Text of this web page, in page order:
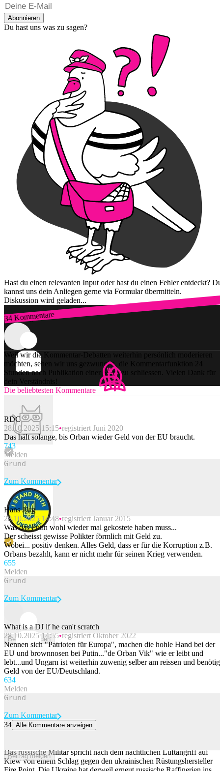
Abonnieren
Du hast uns was zu sagen?
Hast du einen relevanten Input oder hast du einen Fehler entdeckt?
kannst uns dein Anliegen gerne via Formular übermitteln.
Diskussion wird geladen...
34 Kommentare
Zum Login
Weil wir die Kommentar-Debatten weiterhin persönlich moderieren
möchten, sehen wir uns gezwungen, die Kommentarfunktion 24
Stunden nach Publikation einer Story zu schliessen. Vielen Dank für
dein Verständnis!
Die beliebtesten Kommentare
RDC
28.10.2025 15:15 registriert Juni 2020
Das hält solange, bis Orban wieder Geld von der EU braucht.
743
Melden
Beitrag melden
Zum Kommentar
Hans Jürg
28.10.2025 14:48 registriert Januar 2015
Was das Putin wohl wieder mal gekostete haben muss...
Der scheisst gewisse Polikter förmlich mit Geld zu.
Wobei... positiv denken. Alles Geld, dass er für die Korruption z.B.
Orbans bezahlt, kann er nicht mehr für seinen Krieg verwenden.
655
Melden
Beitrag melden
Zum Kommentar
What is a DJ if he can't scratch
28.10.2025 14:55 registriert Oktober 2022
Nennen sich "Patrioten für Europa", machen die hohle Hand bei der
EU und brownnosen bei Putin..."de Orban Vik" wie er leibt und
lebt...und Ungarn ist weiterhin zuwenig selber am reissen und
Geld von der EU/Deutschland.
634
Melden
Beitrag melden
Zum Kommentar
34 Alle Kommentare anzeigen
Das russische Militär spricht nach dem nächtlichen Luftangriff auf
Kiew von einem Schlag gegen den ukrainischen Rüstungshersteller